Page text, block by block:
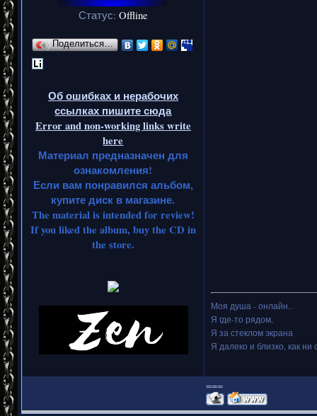
Статус: Offline
Поделиться…
Об ошибках и нерабочих
ссылках пишите сюда
Error and non-working links write
here
Материал предназначен для
ознакомления!
Если вам понравился альбом,
купите диск в магазине.
The material is intended for review!
If you liked the album, buy the CD in
the store.
Моя душа - онлайн..
Я где-то рядом,
Я за стеклом экрана
Я далеко и близко, как ни
===